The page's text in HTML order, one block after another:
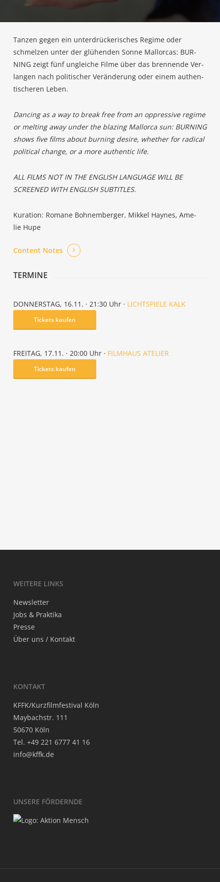
Tan­zen gegen ein unter­drü­cke­ri­sches Regime oder
schmel­zen unter der glü­hen­den Son­ne Mal­lor­cas: BUR­
NING zeigt fünf unglei­che Fil­me über das bren­nen­de Ver­
lan­gen nach poli­ti­scher Ver­än­de­rung oder einem authen­
ti­sche­ren Leben.
Dancing as a way to break free from an oppres­si­ve regime
or mel­ting away under the bla­zing Mal­lor­ca sun: BUR­NING
shows five films about bur­ning desi­re, whe­ther for radi­cal
poli­ti­cal chan­ge, or a more authen­tic life.
ALL FILMS NOT IN THE ENG­LISH LAN­GUAGE WILL BE
SCREE­NED WITH ENG­LISH SUBTITLES.
Kura­ti­on: Roma­ne Bohn­em­ber­ger, Mik­kel Hay­nes, Ame­
lie Hupe
Con­tent Notes
TER­MI­NE
DON­NERS­TAG, 16.11. · 21:30 Uhr · LICHT­SPIE­LE KALK
Tickets kau­fen
FREI­TAG, 17.11. · 20:00 Uhr · FILM­HAUS ATELIER
Tickets kau­fen
WEI­TE­RE LINKS
News­let­ter
Jobs & Praktika
Pres­se
Über uns / Kontakt
KON­TAKT
KFFK/Kurzfilmfestival Köln
May­bach­str. 111
50670 Köln
Tel. +49 221 6777 41 16
info@kffk.de
UNSE­RE FÖRDERNDE